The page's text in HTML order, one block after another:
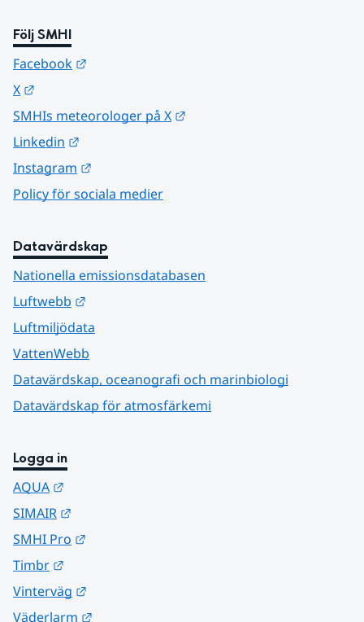
Följ SMHI
Facebook
X
SMHIs meteorologer på X
Linkedin
Instagram
Policy för sociala medier
Datavärdskap
Nationella emissionsdatabasen
Luftwebb
Luftmiljödata
VattenWebb
Datavärdskap, oceanografi och marinbiologi
Datavärdskap för atmosfärkemi
Logga in
AQUA
SIMAIR
SMHI Pro
Timbr
Vinterväg
Väderlarm